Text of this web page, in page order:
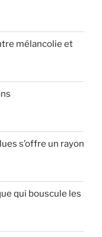
mélancolie et
s’offre un rayon
qui bouscule les